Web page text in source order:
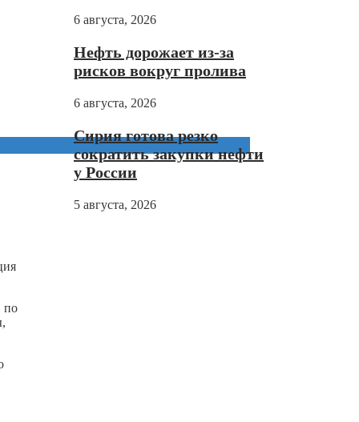
по
6 августа, 2026
Нефть дорожает из-за
рисков вокруг пролива
6 августа, 2026
Сирия готова резко
сократить закупки нефти
у России
5 августа, 2026